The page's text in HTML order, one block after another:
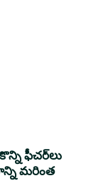
ఫీచర్‌లు
మరింత